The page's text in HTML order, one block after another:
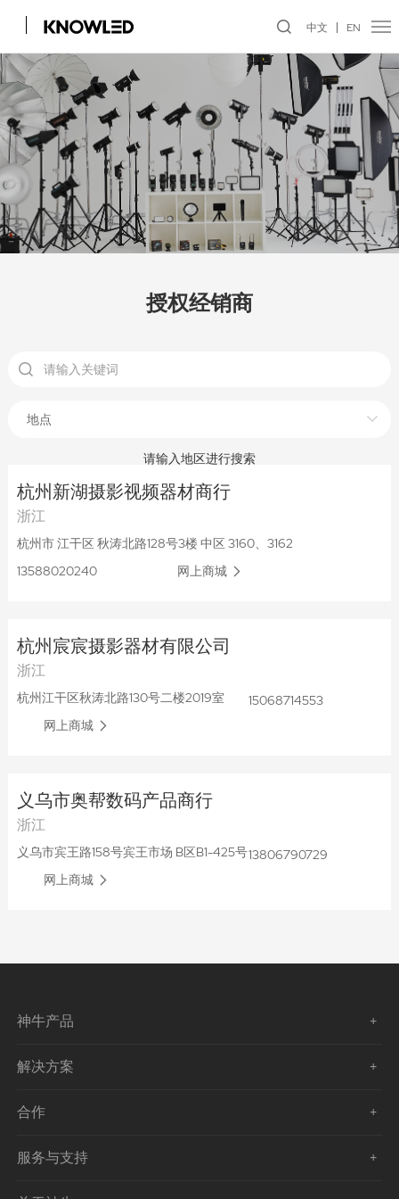
中文 EN
授权经销商
地点
请输入地区进行搜索
杭州新湖摄影视频器材商行
浙江
杭州市 江干区 秋涛北路128号3楼 中区 3160、3162
13588020240
网上商城
杭州宸宸摄影器材有限公司
浙江
杭州江干区秋涛北路130号二楼2019室
15068714553
网上商城
义乌市奥帮数码产品商行
浙江
义乌市宾王路158号宾王市场 B区B1-425号13806790729
网上商城
神牛产品
解决方案
合作
服务与支持